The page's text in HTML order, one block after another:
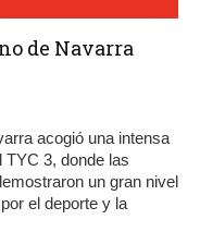
de Navarra
acogió una intensa
TYC 3, donde las
un gran nivel
el deporte y la